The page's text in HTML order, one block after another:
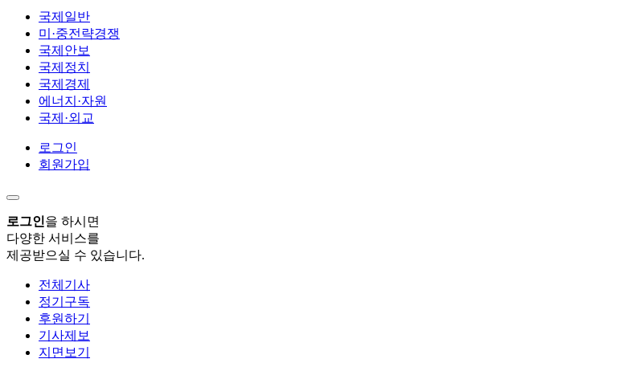
국제일반
미·중전략경쟁
국제안보
국제정치
국제경제
에너지·자원
국제·외교
로그인
회원가입
로그인을 하시면
다양한 서비스를
제공받으실 수 있습니다.
전체기사
정기구독
후원하기
기사제보
지면보기